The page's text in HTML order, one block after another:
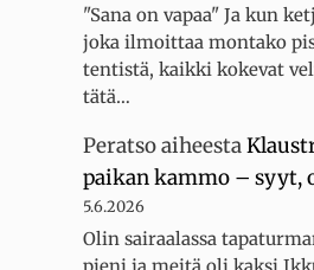
"Sana on vapaa" Ja kun
joka ilmoittaa montako
tentistä, kaikki kokevat
tätä…
Peratsoaiheesta
paikan kammo – syyt,
5.6.2026
Olin sairaalassa